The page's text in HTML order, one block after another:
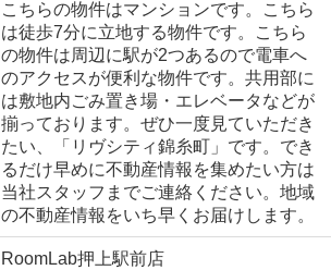
こちらの物件はマンションです。こちら
は徒歩7分に立地する物件です。こちら
の物件は周辺に駅が2つあるので電車へ
のアクセスが便利な物件です。共用部に
は敷地内ごみ置き場・エレベータなどが
揃っております。ぜひ一度見ていただき
たい、「リヴシティ錦糸町」です。でき
るだけ早めに不動産情報を集めたい方は
当社スタッフまでご連絡ください。地域
の不動産情報をいち早くお届けします。
RoomLab押上駅前店